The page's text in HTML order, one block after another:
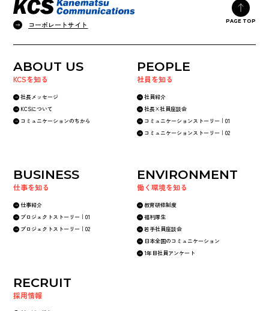
コーポレートサイト PAGE TOP
ABOUT US
KCSを知る
社長メッセージ
KCSについて
コミュニケーションのちから
BUSINESS
仕事を知る
仕事紹介
プロジェクトストーリー｜01
プロジェクトストーリー｜02
PEOPLE
社員を知る
社員紹介
社長×社員座談会
コミュニケーションストーリー｜01
コミュニケーションストーリー｜02
ENVIRONMENT
働く環境を知る
教育研修制度
福利厚生
若手社員座談会
日本全国のコミュニケーション
1年目社員アンケート
RECRUIT
採用情報